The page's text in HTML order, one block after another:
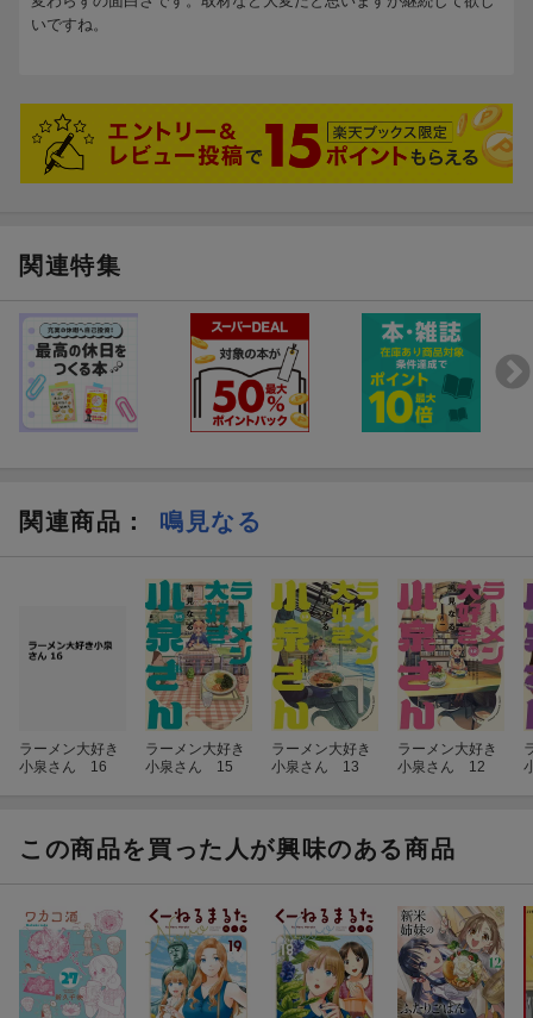
いですね。
関連特集
関連商品 ： 鳴見なる
ラーメン大好き
小泉さん 16
ラーメン大好き
小泉さん 15
ラーメン大好き
小泉さん 13
ラーメン大好き
小泉さん 12
この商品を買った人が興味のある商品